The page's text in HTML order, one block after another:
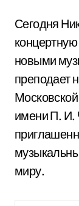
Сегодня
новыми
преподает
имени П. И.
миру.